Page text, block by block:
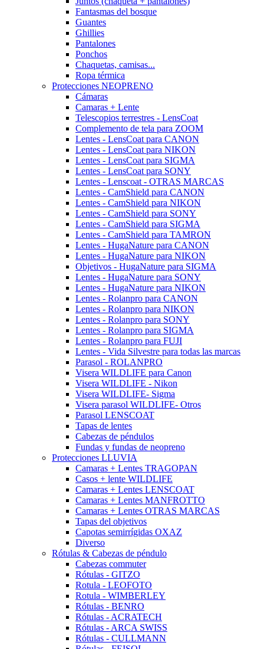
Fantasmas del bosque
Guantes
Ghillies
Pantalones
Ponchos
Chaquetas, camisas...
Ropa térmica
Protecciones NEOPRENO
Cámaras
Camaras + Lente
Telescopios terrestres - LensCoat
Complemento de tela para ZOOM
Lentes - LensCoat para CANON
Lentes - LensCoat para NIKON
Lentes - LensCoat para SIGMA
Lentes - LensCoat para SONY
Lentes - Lenscoat - OTRAS MARCAS
Lentes - CamShield para CANON
Lentes - CamShield para NIKON
Lentes - CamShield para SONY
Lentes - CamShield para SIGMA
Lentes - CamShield para TAMRON
Lentes - HugaNature para CANON
Lentes - HugaNature para NIKON
Objetivos - HugaNature para SIGMA
Lentes - HugaNature para SONY
Lentes - HugaNature para NIKON
Lentes - Rolanpro para CANON
Lentes - Rolanpro para NIKON
Lentes - Rolanpro para SONY
Lentes - Rolanpro para SIGMA
Lentes - Rolanpro para FUJI
Lentes - Vida Silvestre para todas las marcas
Parasol - ROLANPRO
Visera WILDLIFE para Canon
Visera WILDLIFE - Nikon
Visera WILDLIFE- Sigma
Visera parasol WILDLIFE- Otros
Parasol LENSCOAT
Tapas de lentes
Cabezas de péndulos
Fundas y fundas de neopreno
Protecciones LLUVIA
Camaras + Lentes TRAGOPAN
Casos + lente WILDLIFE
Camaras + Lentes LENSCOAT
Camaras + Lentes MANFROTTO
Camaras + Lentes OTRAS MARCAS
Tapas del objetivos
Capotas semirrígidas OXAZ
Diverso
Rótulas & Cabezas de péndulo
Cabezas commuter
Rótulas - GITZO
Rotula - LEOFOTO
Rotula - WIMBERLEY
Rótulas - BENRO
Rótulas - ACRATECH
Rótulas - ARCA SWISS
Rótulas - CULLMANN